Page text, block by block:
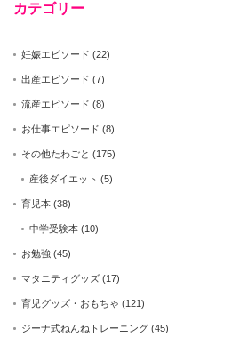
カテゴリー
妊娠エピソード (22)
出産エピソード (7)
流産エピソード (8)
お仕事エピソード (8)
その他たわごと (175)
産後ダイエット (5)
育児本 (38)
中学受験本 (10)
お勉強 (45)
マタニティグッズ (17)
育児グッズ・おもちゃ (121)
ジーナ式ねんねトレーニング (45)